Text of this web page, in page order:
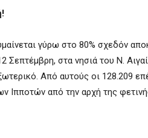
γύρω στο 80% σχεδόν
στα νησιά του Ν.
Από αυτούς οι 128.209
Ιπποτών από την αρχή της